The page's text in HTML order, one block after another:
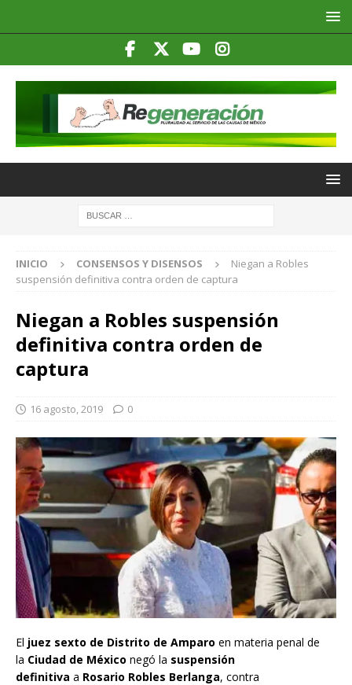
INICIO CONSENSOS Y DISENSOS
Niegan a Robles
suspensión definitiva contra orden de captura
Niegan a Robles suspensión
definitiva contra orden de
captura
16 agosto, 2019 0
El juez sexto de Distrito de Amparo en materia penal de
la Ciudad de México negó la suspensión
definitiva a Rosario Robles Berlanga, contra